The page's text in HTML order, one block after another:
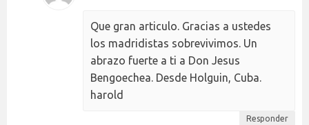
Que gran articulo. Gracias a ustedes
los madridistas sobrevivimos. Un
abrazo fuerte a ti a Don Jesus
Bengoechea. Desde Holguin, Cuba.
harold
Responder